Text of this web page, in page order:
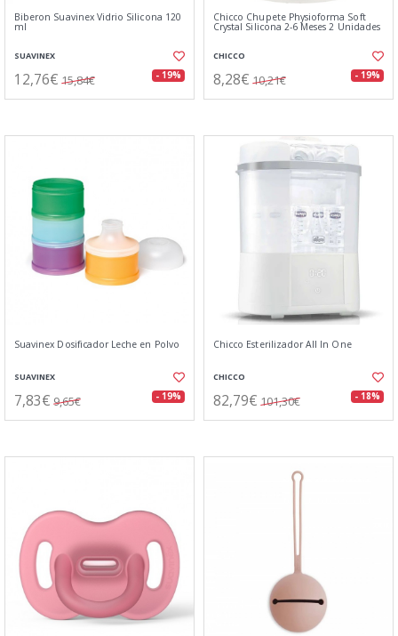
Biberon Suavinex Vidrio Silicona 120
ml
SUAVINEX
12,76€ 15,84€ - 19%
Chicco Chupete Physioforma Soft
Crystal Silicona 2-6 Meses 2 Unidades
CHICCO
8,28€ 10,21€ - 19%
Suavinex Dosificador Leche en Polvo
SUAVINEX
7,83€ 9,65€ - 19%
Chicco Esterilizador All In One
CHICCO
82,79€ 101,30€ - 18%